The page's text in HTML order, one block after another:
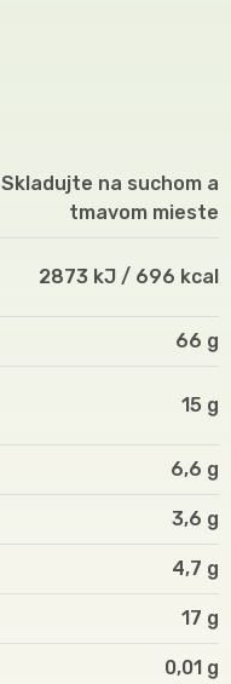
Skladujte na suchom a
tmavom mieste
2873 kJ / 696 kcal
66 g
15 g
6,6 g
3,6 g
4,7 g
17 g
0,01 g